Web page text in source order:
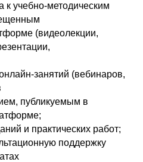
к учебно-методическим
(видеолекции,
занятий (вебинаров,
публикуемым в
и практических работ;
поддержку